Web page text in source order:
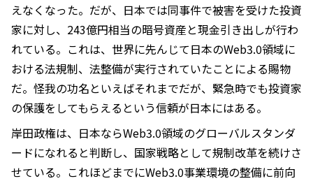
えなくなった。だが、日本では同事件で被害を受けた投資
家に対し、243億円相当の暗号資産と現金引き出しが行わ
れている。これは、世界に先んじて日本のWeb3.0領域に
おける法規制、法整備が実行されていたことによる賜物
だ。怪我の功名といえばそれまでだが、緊急時でも投資家
の保護をしてもらえるという信頼が日本にはある。
岸田政権は、日本ならWeb3.0領域のグローバルスタンダ
ードになれると判断し、国家戦略として規制改革を続けさ
せている。これほどまでにWeb3.0事業環境の整備に前向